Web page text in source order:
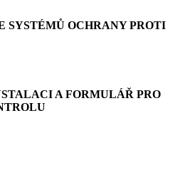
SYSTÉMŮ OCHRANY PROTI
A FORMULÁŘ PRO